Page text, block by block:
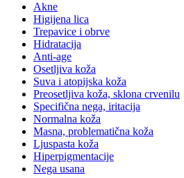
Akne
Higijena lica
Trepavice i obrve
Hidratacija
Anti-age
Osetljiva koža
Suva i atopijska koža
Preosetljiva koža, sklona crvenilu
Specifična nega, iritacija
Normalna koža
Masna, problematična koža
Ljuspasta koža
Hiperpigmentacije
Nega usana